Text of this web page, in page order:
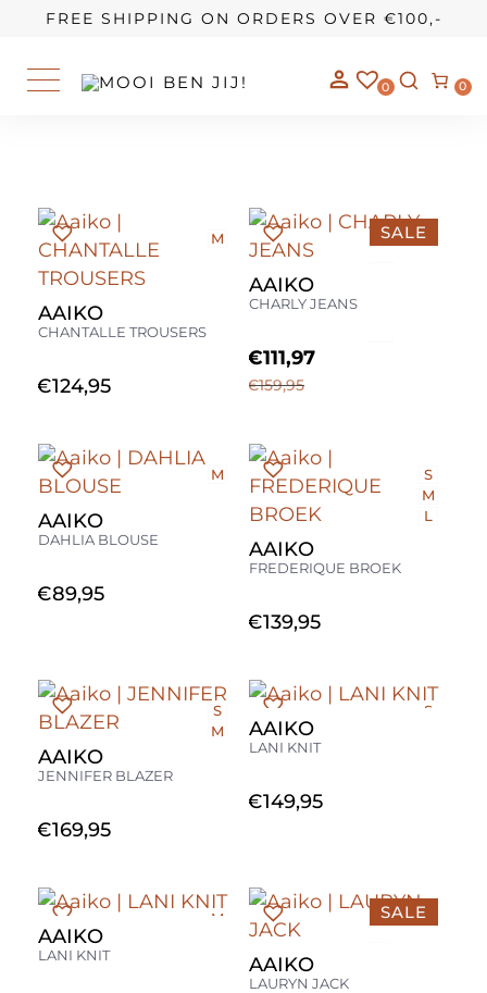
FREE SHIPPING ON ORDERS OVER €100,-
0 0
OUR STORY
AAIKO
CHANTALLE TROUSERS
€124,95
M
AAIKO
CHARLY JEANS
€159,95
€111,97
SALE
AAIKO
DAHLIA BLOUSE
€89,95
M
AAIKO
FREDERIQUE BROEK
€139,95
S
M
L
AAIKO
JENNIFER BLAZER
€169,95
S
M
AAIKO
LANI KNIT
€149,95
S
AAIKO
LANI KNIT
M
AAIKO
LAURYN JACK
SALE